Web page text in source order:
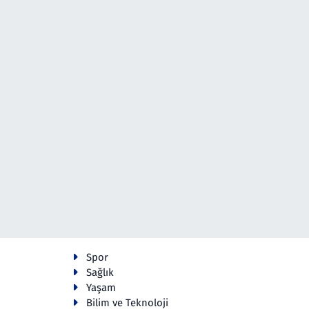
Spor
Sağlık
Yaşam
Bilim ve Teknoloji